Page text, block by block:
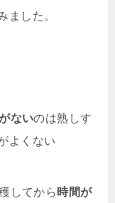
ました。
ないのは熟しす
よくない
してから 時間が